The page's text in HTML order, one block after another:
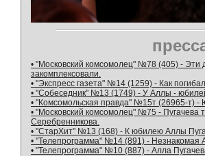
• "Московский комсомолец" №78 (405) - Эти
закомплексовали.
• "Экспресс газета" №14 (1259) - Как
• "Собеседник" №13 (1749) - У Аллы -
• "Комсомольская правда" №15т (26965-т)
• "Московский комсомолец" №75 - Пугачева
Серебренникова.
• "СтарХит" №13 (168) - К юбилею Аллы
• "Телепрограмма" №14 (891) - Незнакомая
• "Телепрограмма" №10 (887) - Алла